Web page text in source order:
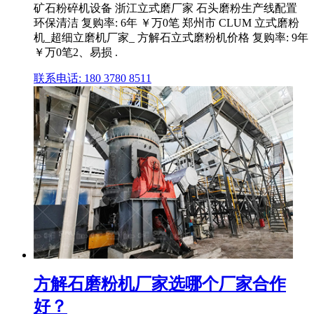
矿石粉碎机设备 浙江立式磨厂家 石头磨粉生产线配置
环保清洁 复购率: 6年 ￥万0笔 郑州市 CLUM 立式磨粉
机_超细立磨机厂家_ 方解石立式磨粉机价格 复购率: 9年
￥万0笔2、易损 .
联系电话: 180 3780 8511
方解石磨粉机厂家选哪个厂家合作
好？